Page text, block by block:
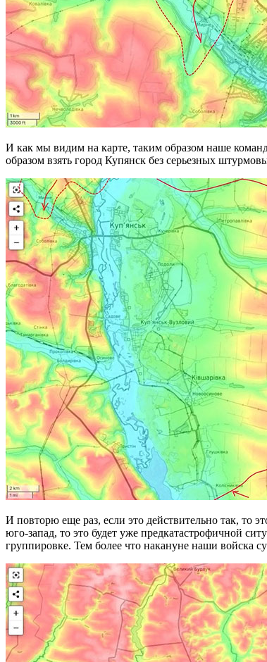
И как мы видим на карте, таким образом наше
образом взять город Купянск без серьезных
И повторю еще раз, если это действительно так, то
юго-запад, то это будет уже предкатастрофичной
группировке. Тем более что накануне наши войска